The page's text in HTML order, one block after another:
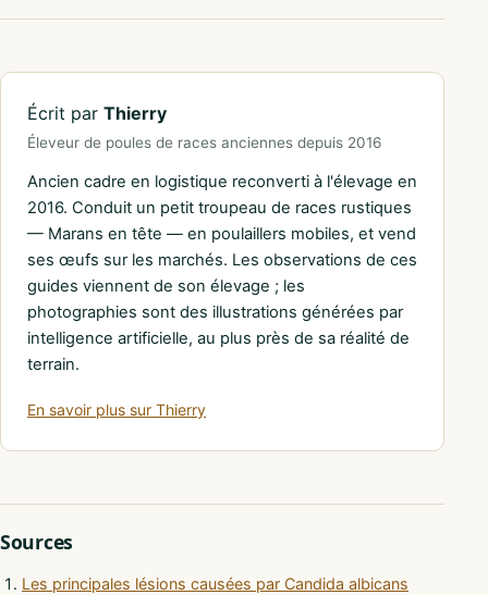
Écrit par Thierry
Éleveur de poules de races anciennes depuis 2016
Ancien cadre en logistique reconverti à l'élevage en
2016. Conduit un petit troupeau de races rustiques
— Marans en tête — en poulaillers mobiles, et vend
ses œufs sur les marchés. Les observations de ces
guides viennent de son élevage ; les
photographies sont des illustrations générées par
intelligence artificielle, au plus près de sa réalité de
terrain.
En savoir plus sur Thierry
Sources
Les principales lésions causées par Candida albicans